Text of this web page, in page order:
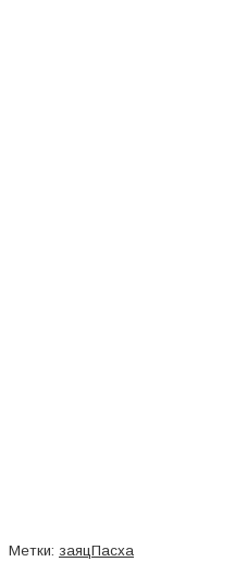
Метки: заяцПасха